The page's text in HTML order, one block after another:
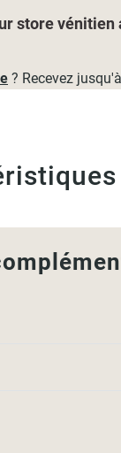
store vénitien
? Recevez